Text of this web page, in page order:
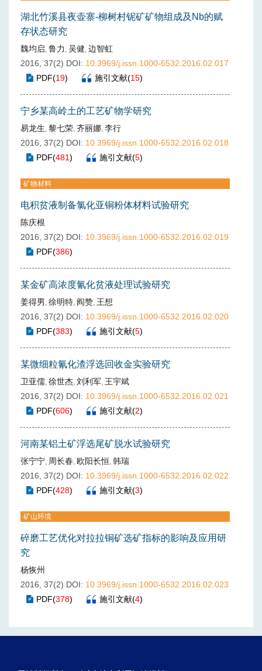
湖北竹溪县夜壶寨-柳树村铌矿矿物组成及Nb的赋
存状态研究
魏均启, 鲁力 , 吴健, 边智虹
2016, 37(2) DOI: 10.3969/j.issn.1000-6532.2016.02.017
PDF(19) 施引文献(15)
宁乡某高岭土的工艺矿物学研究
易龙生, 黎七荣, 齐丽娜, 李行
2016, 37(2) DOI: 10.3969/j.issn.1000-6532.2016.02.018
PDF(481) 施引文献(5)
矿物材料
电积贫液制备氯化亚铜粉体材料试验研究
陈庆根
2016, 37(2) DOI: 10.3969/j.issn.1000-6532.2016.02.019
PDF(386)
某金矿高浓度氰化贫液处理试验研究
姜得男 , 徐明特, 阎赞, 王想
2016, 37(2) DOI: 10.3969/j.issn.1000-6532.2016.02.020
PDF(383) 施引文献(5)
某微细粒氰化渣浮选回收金实验研究
卫亚儒, 徐世杰, 刘利军, 王宇斌
2016, 37(2) DOI: 10.3969/j.issn.1000-6532.2016.02.021
PDF(606) 施引文献(2)
河南某铝土矿浮选尾矿脱水试验研究
张宁宁, 周长春, 欧阳长恒, 韩瑞
2016, 37(2) DOI: 10.3969/j.issn.1000-6532.2016.02.022
PDF(428) 施引文献(3)
矿山环境
碎磨工艺优化对拉拉铜矿选矿指标的影响及应用研
究
杨恢州
2016, 37(2) DOI: 10.3969/j.issn.1000-6532.2016.02.023
PDF(378) 施引文献(4)